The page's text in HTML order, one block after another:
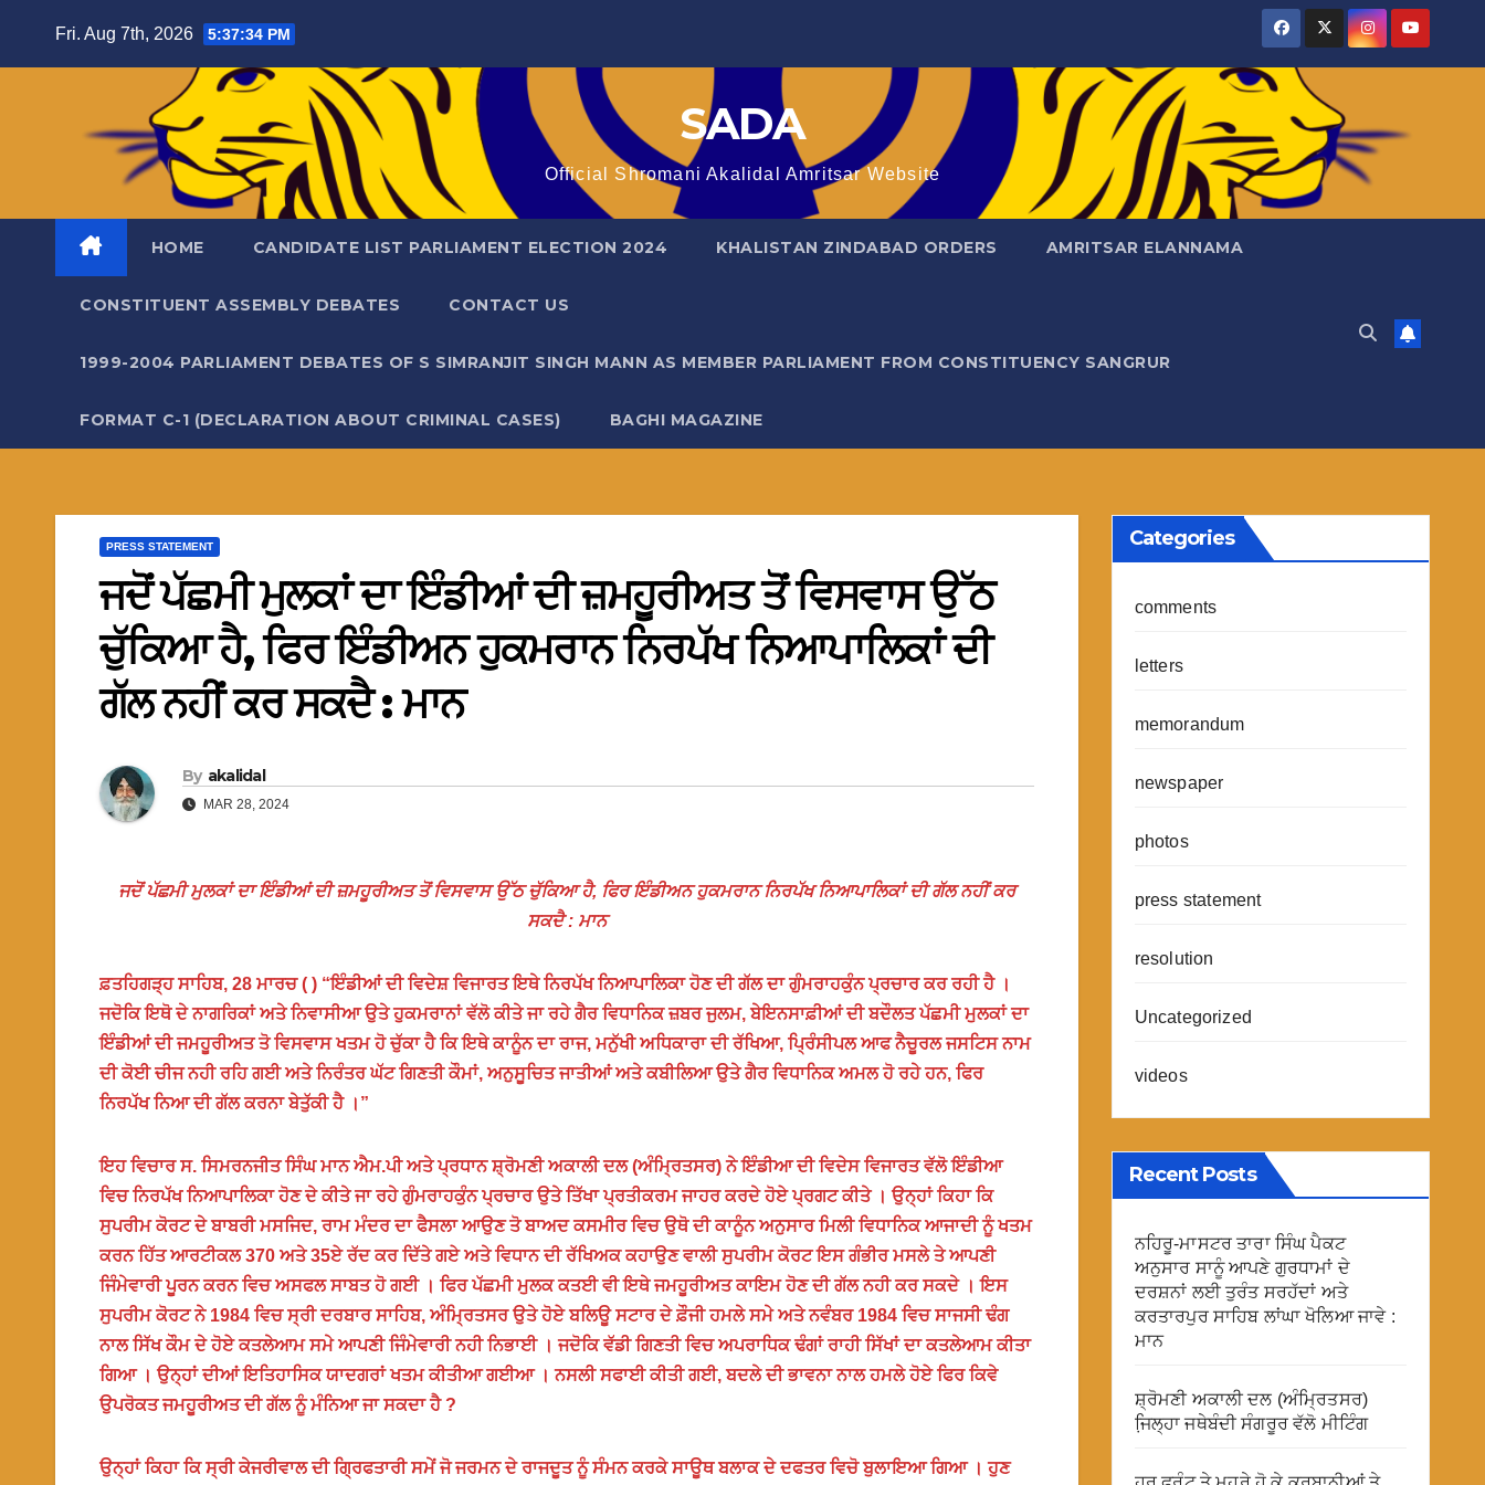
Fri. Aug 7th, 2026 5:37:34 PM
SADA
Official Shromani Akalidal Amritsar Website
HOME CANDIDATE LIST PARLIAMENT ELECTION 2024 KHALISTAN ZINDABAD ORDERS AMRITSAR ELANNAMA
CONSTITUENT ASSEMBLY DEBATES CONTACT US
1999-2004 PARLIAMENT DEBATES OF S SIMRANJIT SINGH MANN AS MEMBER PARLIAMENT FROM CONSTITUENCY SANGRUR
FORMAT C-1 (DECLARATION ABOUT CRIMINAL CASES) BAGHI MAGAZINE
PRESS STATEMENT
ਜਦੋਂ ਪੱਛਮੀ ਮੁਲਕਾਂ ਦਾ ਇੰਡੀਆਂ ਦੀ ਜ਼ਮਹੂਰੀਅਤ ਤੋਂ ਵਿਸਵਾਸ ਉੱਠ
ਚੁੱਕਿਆ ਹੈ, ਫਿਰ ਇੰਡੀਅਨ ਹੁਕਮਰਾਨ ਨਿਰਪੱਖ ਨਿਆਪਾਲਿਕਾਂ ਦੀ
ਗੱਲ ਨਹੀਂ ਕਰ ਸਕਦੈ : ਮਾਨ
By akalidal
MAR 28, 2024
ਜਦੋਂ ਪੱਛਮੀ ਮੁਲਕਾਂ ਦਾ ਇੰਡੀਆਂ ਦੀ ਜ਼ਮਹੂਰੀਅਤ ਤੋਂ ਵਿਸਵਾਸ ਉੱਠ ਚੁੱਕਿਆ ਹੈ, ਫਿਰ ਇੰਡੀਅਨ ਹੁਕਮਰਾਨ ਨਿਰਪੱਖ ਨਿਆਪਾਲਿਕਾਂ ਦੀ ਗੱਲ ਨਹੀਂ ਕਰ
ਸਕਦੈ : ਮਾਨ
ਫ਼ਤਹਿਗੜ੍ਹ ਸਾਹਿਬ, 28 ਮਾਰਚ ( ) “ਇੰਡੀਆਂ ਦੀ ਵਿਦੇਸ਼ ਵਿਜਾਰਤ ਇਥੇ ਨਿਰਪੱਖ ਨਿਆਪਾਲਿਕਾ ਹੋਣ ਦੀ ਗੱਲ ਦਾ ਗੁੰਮਰਾਹਕੁੰਨ ਪ੍ਰਚਾਰ ਕਰ ਰਹੀ ਹੈ ।
ਜਦੋਕਿ ਇਥੋ ਦੇ ਨਾਗਰਿਕਾਂ ਅਤੇ ਨਿਵਾਸੀਆ ਉਤੇ ਹੁਕਮਰਾਨਾਂ ਵੱਲੋ ਕੀਤੇ ਜਾ ਰਹੇ ਗੈਰ ਵਿਧਾਨਿਕ ਜ਼ਬਰ ਜੁਲਮ, ਬੇਇਨਸਾਫ਼ੀਆਂ ਦੀ ਬਦੌਲਤ ਪੱਛਮੀ ਮੁਲਕਾਂ ਦਾ
ਇੰਡੀਆਂ ਦੀ ਜਮਹੂਰੀਅਤ ਤੋ ਵਿਸਵਾਸ ਖਤਮ ਹੋ ਚੁੱਕਾ ਹੈ ਕਿ ਇਥੇ ਕਾਨੂੰਨ ਦਾ ਰਾਜ, ਮਨੁੱਖੀ ਅਧਿਕਾਰਾ ਦੀ ਰੱਖਿਆ, ਪ੍ਰਿੰਸੀਪਲ ਆਫ ਨੈਚੂਰਲ ਜਸਟਿਸ ਨਾਮ
ਦੀ ਕੋਈ ਚੀਜ ਨਹੀ ਰਹਿ ਗਈ ਅਤੇ ਨਿਰੰਤਰ ਘੱਟ ਗਿਣਤੀ ਕੌਮਾਂ, ਅਨੁਸੂਚਿਤ ਜਾਤੀਆਂ ਅਤੇ ਕਬੀਲਿਆ ਉਤੇ ਗੈਰ ਵਿਧਾਨਿਕ ਅਮਲ ਹੋ ਰਹੇ ਹਨ, ਫਿਰ
ਨਿਰਪੱਖ ਨਿਆ ਦੀ ਗੱਲ ਕਰਨਾ ਬੇਤੁੱਕੀ ਹੈ ।”
ਇਹ ਵਿਚਾਰ ਸ. ਸਿਮਰਨਜੀਤ ਸਿੰਘ ਮਾਨ ਐਮ.ਪੀ ਅਤੇ ਪ੍ਰਧਾਨ ਸ਼੍ਰੋਮਣੀ ਅਕਾਲੀ ਦਲ (ਅੰਮ੍ਰਿਤਸਰ) ਨੇ ਇੰਡੀਆ ਦੀ ਵਿਦੇਸ ਵਿਜਾਰਤ ਵੱਲੋ ਇੰਡੀਆ
ਵਿਚ ਨਿਰਪੱਖ ਨਿਆਪਾਲਿਕਾ ਹੋਣ ਦੇ ਕੀਤੇ ਜਾ ਰਹੇ ਗੁੰਮਰਾਹਕੁੰਨ ਪ੍ਰਚਾਰ ਉਤੇ ਤਿੱਖਾ ਪ੍ਰਤੀਕਰਮ ਜਾਹਰ ਕਰਦੇ ਹੋਏ ਪ੍ਰਗਟ ਕੀਤੇ । ਉਨ੍ਹਾਂ ਕਿਹਾ ਕਿ
ਸੁਪਰੀਮ ਕੋਰਟ ਦੇ ਬਾਬਰੀ ਮਸਜਿਦ, ਰਾਮ ਮੰਦਰ ਦਾ ਫੈਸਲਾ ਆਉਣ ਤੋ ਬਾਅਦ ਕਸਮੀਰ ਵਿਚ ਉਥੋ ਦੀ ਕਾਨੂੰਨ ਅਨੁਸਾਰ ਮਿਲੀ ਵਿਧਾਨਿਕ ਆਜਾਦੀ ਨੂੰ ਖਤਮ
ਕਰਨ ਹਿੱਤ ਆਰਟੀਕਲ 370 ਅਤੇ 35ਏ ਰੱਦ ਕਰ ਦਿੱਤੇ ਗਏ ਅਤੇ ਵਿਧਾਨ ਦੀ ਰੱਖਿਅਕ ਕਹਾਉਣ ਵਾਲੀ ਸੁਪਰੀਮ ਕੋਰਟ ਇਸ ਗੰਭੀਰ ਮਸਲੇ ਤੇ ਆਪਣੀ
ਜਿੰਮੇਵਾਰੀ ਪੂਰਨ ਕਰਨ ਵਿਚ ਅਸਫਲ ਸਾਬਤ ਹੋ ਗਈ । ਫਿਰ ਪੱਛਮੀ ਮੁਲਕ ਕਤਈ ਵੀ ਇਥੇ ਜਮਹੂਰੀਅਤ ਕਾਇਮ ਹੋਣ ਦੀ ਗੱਲ ਨਹੀ ਕਰ ਸਕਦੇ । ਇਸ
ਸੁਪਰੀਮ ਕੋਰਟ ਨੇ 1984 ਵਿਚ ਸ੍ਰੀ ਦਰਬਾਰ ਸਾਹਿਬ, ਅੰਮ੍ਰਿਤਸਰ ਉਤੇ ਹੋਏ ਬਲਿਊ ਸਟਾਰ ਦੇ ਫ਼ੌਜੀ ਹਮਲੇ ਸਮੇ ਅਤੇ ਨਵੰਬਰ 1984 ਵਿਚ ਸਾਜਸੀ ਢੰਗ
ਨਾਲ ਸਿੱਖ ਕੌਮ ਦੇ ਹੋਏ ਕਤਲੇਆਮ ਸਮੇ ਆਪਣੀ ਜਿੰਮੇਵਾਰੀ ਨਹੀ ਨਿਭਾਈ । ਜਦੋਕਿ ਵੱਡੀ ਗਿਣਤੀ ਵਿਚ ਅਪਰਾਧਿਕ ਢੰਗਾਂ ਰਾਹੀ ਸਿੱਖਾਂ ਦਾ ਕਤਲੇਆਮ ਕੀਤਾ
ਗਿਆ । ਉਨ੍ਹਾਂ ਦੀਆਂ ਇਤਿਹਾਸਿਕ ਯਾਦਗਰਾਂ ਖਤਮ ਕੀਤੀਆ ਗਈਆ । ਨਸਲੀ ਸਫਾਈ ਕੀਤੀ ਗਈ, ਬਦਲੇ ਦੀ ਭਾਵਨਾ ਨਾਲ ਹਮਲੇ ਹੋਏ ਫਿਰ ਕਿਵੇ
ਉਪਰੋਕਤ ਜਮਹੂਰੀਅਤ ਦੀ ਗੱਲ ਨੂੰ ਮੰਨਿਆ ਜਾ ਸਕਦਾ ਹੈ ?
ਉਨ੍ਹਾਂ ਕਿਹਾ ਕਿ ਸ੍ਰੀ ਕੇਜਰੀਵਾਲ ਦੀ ਗ੍ਰਿਫਤਾਰੀ ਸਮੇਂ ਜੋ ਜਰਮਨ ਦੇ ਰਾਜਦੂਤ ਨੂੰ ਸੰਮਨ ਕਰਕੇ ਸਾਊਥ ਬਲਾਕ ਦੇ ਦਫਤਰ ਵਿਚੋ ਬੁਲਾਇਆ ਗਿਆ । ਹੁਣ
Categories
comments
letters
memorandum
newspaper
photos
press statement
resolution
Uncategorized
videos
Recent Posts
ਨਹਿਰੂ-ਮਾਸਟਰ ਤਾਰਾ ਸਿੰਘ ਪੈਕਟ
ਅਨੁਸਾਰ ਸਾਨੂੰ ਆਪਣੇ ਗੁਰਧਾਮਾਂ ਦੇ
ਦਰਸ਼ਨਾਂ ਲਈ ਤੁਰੰਤ ਸਰਹੱਦਾਂ ਅਤੇ
ਕਰਤਾਰਪੁਰ ਸਾਹਿਬ ਲਾਂਘਾ ਖੋਲਿਆ ਜਾਵੇ :
ਮਾਨ
ਸ਼੍ਰੋਮਣੀ ਅਕਾਲੀ ਦਲ (ਅੰਮ੍ਰਿਤਸਰ)
ਜਿ਼ਲ੍ਹਾ ਜਥੇਬੰਦੀ ਸੰਗਰੂਰ ਵੱਲੋ ਮੀਟਿੰਗ